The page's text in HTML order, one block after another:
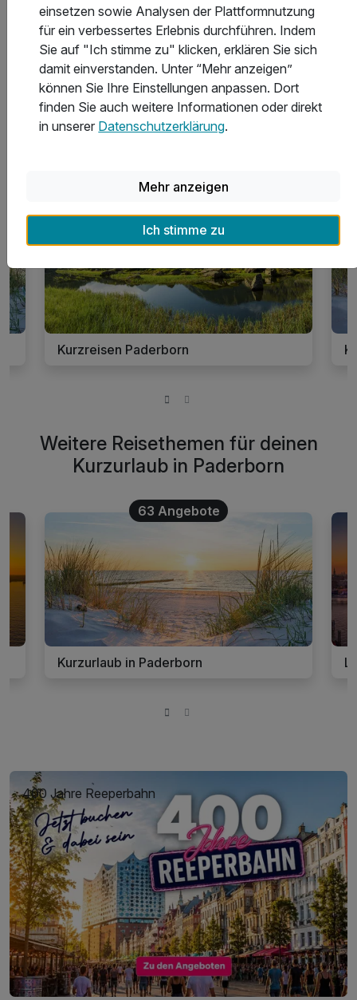
Was kostet eine Übernachtung in Paderborn
durchschnittlich?
Inspirationen für Urlaub in
19 Angebote
Kurzreisen Paderborn
Weitere Reisethemen für deinen
Kurzurlaub in Paderborn
63 Angebote
Kurzurlaub in Paderborn
400 Jahre Reeperbahn
einsetzen sowie Analysen der Plattformnutzung
für ein verbessertes Erlebnis durchführen. Indem
Sie auf "Ich stimme zu" klicken, erklären Sie sich
damit einverstanden. Unter “Mehr anzeigen”
können Sie Ihre Einstellungen anpassen. Dort
finden Sie auch weitere Informationen oder direkt
in unserer Datenschutzerklärung.
Mehr anzeigen
Ich stimme zu